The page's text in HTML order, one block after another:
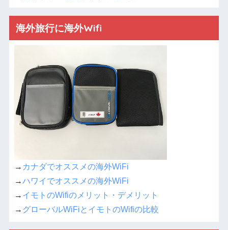
海外旅行に海外Wifi
→ カナダでオススメの海外WiFi
→ハワイでオススメの海外WiFi
→ イモトのWifiのメリット・デメリット
→ グローバルWiFiとイモトのWifiの比較